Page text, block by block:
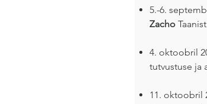
5.-6.
Zacho
4. oktoobril
tutvustuse ja
11. oktoobril